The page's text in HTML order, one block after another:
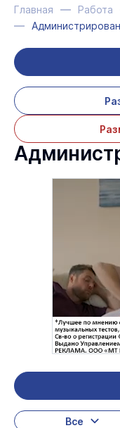
Главная Работа
Все